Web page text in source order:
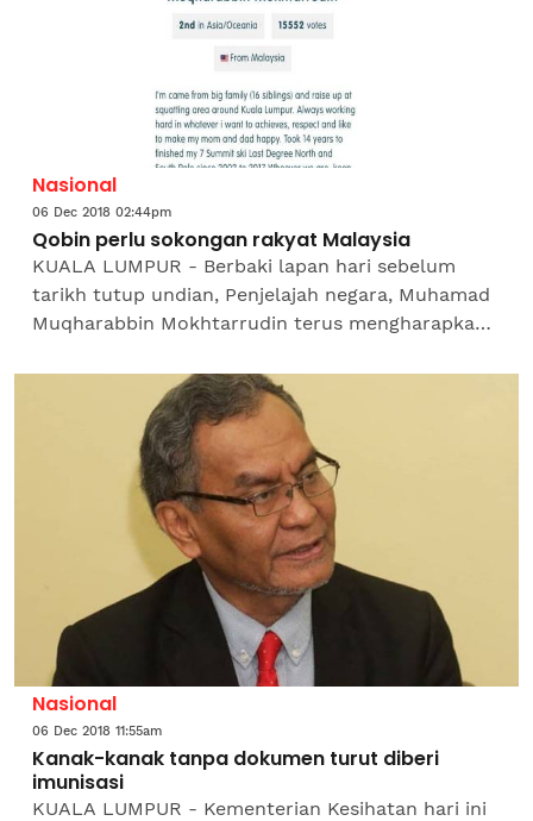
Nasional
06 Dec 2018 02:44pm
Qobin perlu sokongan rakyat Malaysia
KUALA LUMPUR - Berbaki lapan hari sebelum
tarikh tutup undian, Penjelajah negara, Muhamad
Muqharabbin Mokhtarrudin terus mengharapkan
membolehkannya terpilih...
Nasional
06 Dec 2018 11:55am
Kanak-kanak tanpa dokumen turut diberi
imunisasi
KUALA LUMPUR - Kementerian Kesihatan hari ini